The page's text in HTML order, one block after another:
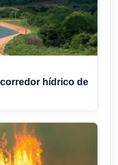
hídrico de